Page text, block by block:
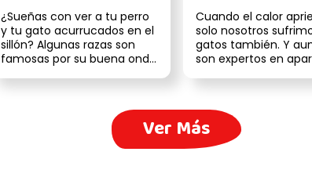
¿Sueñas con ver a tu perro
y tu gato acurrucados en el
sillón? Algunas razas son
famosas por su buena onda
Cuando el calor
solo nosotros
gatos también. Y
son expertos en
Ver Más